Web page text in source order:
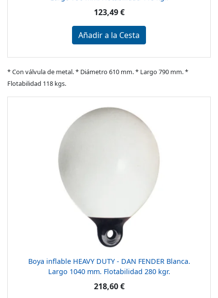
123,49 €
Añadir a la Cesta
* Con válvula de metal. * Diámetro 610 mm. * Largo 790 mm. *
Flotabilidad 118 kgs.
Boya inflable HEAVY DUTY - DAN FENDER Blanca.
Largo 1040 mm. Flotabilidad 280 kgr.
218,60 €